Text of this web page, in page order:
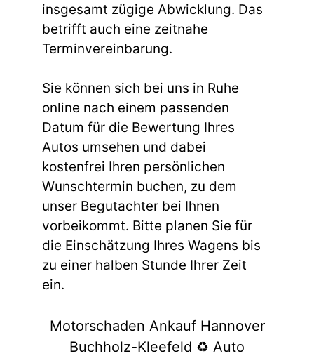
insgesamt zügige Abwicklung. Das
betrifft auch eine zeitnahe
Terminvereinbarung.
Sie können sich bei uns in Ruhe
online nach einem passenden
Datum für die Bewertung Ihres
Autos umsehen und dabei
kostenfrei Ihren persönlichen
Wunschtermin buchen, zu dem
unser Begutachter bei Ihnen
vorbeikommt. Bitte planen Sie für
die Einschätzung Ihres Wagens bis
zu einer halben Stunde Ihrer Zeit
ein.
Motorschaden Ankauf Hannover
Buchholz-Kleefeld ♻️ Auto